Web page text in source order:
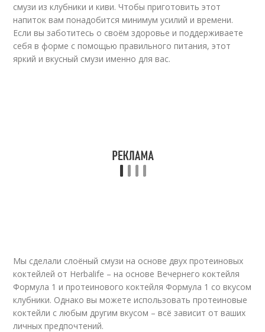
смузи из клубники и киви. Чтобы приготовить этот
напиток вам понадобится минимум усилий и времени.
Если вы заботитесь о своём здоровье и поддерживаете
себя в форме с помощью правильного питания, этот
яркий и вкусный смузи именно для вас.
Мы сделали слоёный смузи на основе двух протеиновых
коктейлей от Herbalife – на основе Вечернего коктейля
Формула 1 и протеинового коктейля Формула 1 со вкусом
клубники. Однако вы можете использовать протеиновые
коктейли с любым другим вкусом – всё зависит от ваших
личных предпочтений.